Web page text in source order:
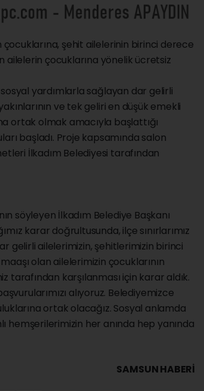
çocuklarına, şehit ailelerinin birinci derece
ailelerin çocuklarına yönelik ücretsiz
sosyal yardımlarla sağlayan dar gelirli
ve tek geliri en düşük emekli
ortak olmak amacıyla başlattığı
başladı. Proje kapsamında salon
İlkadım Belediyesi tarafından
söyleyen İlkadım Belediye Başkanı
karar doğrultusunda, ilçe sınırlarımız
gelirli ailelerimizin, şehitlerimizin birinci
olan ailelerimizin çocuklarının
karşılanması için karar aldık.
alıyoruz. Belediyemizce
ortak olacağız. Sosyal anlamda
hemşerilerimizin her anında hep yanında
SAMSUN HABERİ